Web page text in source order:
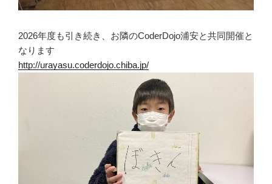
2026年度も引き続き、お隣のCoderDojo浦安と共同開催と
なります
http://urayasu.coderdojo.chiba.jp/